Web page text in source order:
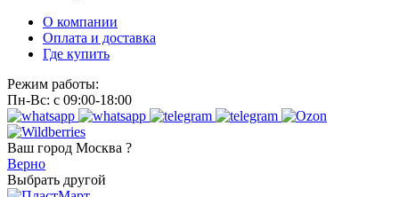
О компании
Оплата и доставка
Где купить
Режим работы:
Пн-Вс: с 09:00-18:00
Ваш город Москва ?
Верно
Выбрать другой